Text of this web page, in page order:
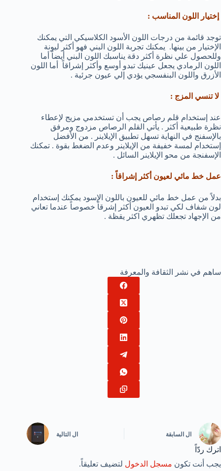
إختيار اللون المناسب :
توجد قائمة من درجات اللون الأسود الكلاسيكي التي يمكنك
الإختيار من بينها. يمكنك تجربة اللون البني فهو أكثر ليونة
وللحصول علي نظرة أكثر دقة يناسبك اللون البني أيضاً أما
اللون الرمادي يجعل عينيك تبدو أوسع وأكثر إشراقاً أما اللون
الأزرق واللون البنفسجي يؤدي إلي عيون جرئية .
لا تنسي المزج :
عند إستخدام قلم رصاص يجب أن تستخدمي مزيج لإعطاء
نظرة طبيعية أكثر . يأتي القلم الرصاص مزدوج ومرفق
بالإسفنج في النهاية تسهل تطبيق الإيلاينر . من الأفضل
إستخدام لمسة خفيفة من الإيلاينر وعدم الضغط بقوة . تمكنك
الإسفنجة من محو الإيلاينر السائل .
عمل خط مائي لعيون أكثر إشراقاً :
بدلاً من عمل خط مائي للعيون باللون الإسود يمكنك إستخدام
لون شفاف لكي تبدو العيون أكثر إشرقاً خصوصاً عندما تعاني
من الإجهاد تجعلك تظهري اكثر يقظة .
ساهم في نشر الثقافة والمعرفة
ال السابقة ال التالية
اترك ردّاً
يجب أنت تكون مسجل الدخول لتضيف تعليقاً.